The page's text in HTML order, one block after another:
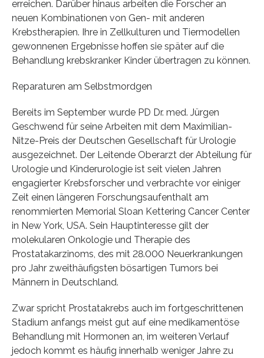
erreichen. Darüber hinaus arbeiten die Forscher an
neuen Kombinationen von Gen- mit anderen
Krebstherapien. Ihre in Zellkulturen und Tiermodellen
gewonnenen Ergebnisse hoffen sie später auf die
Behandlung krebskranker Kinder übertragen zu können.
Reparaturen am Selbstmordgen
Bereits im September wurde PD Dr. med. Jürgen
Geschwend für seine Arbeiten mit dem Maximilian-
Nitze-Preis der Deutschen Gesellschaft für Urologie
ausgezeichnet. Der Leitende Oberarzt der Abteilung für
Urologie und Kinderurologie ist seit vielen Jahren
engagierter Krebsforscher und verbrachte vor einiger
Zeit einen längeren Forschungsaufenthalt am
renommierten Memorial Sloan Kettering Cancer Center
in New York, USA. Sein Hauptinteresse gilt der
molekularen Onkologie und Therapie des
Prostatakarzinoms, des mit 28.000 Neuerkrankungen
pro Jahr zweithäufigsten bösartigen Tumors bei
Männern in Deutschland.
Zwar spricht Prostatakrebs auch im fortgeschrittenen
Stadium anfangs meist gut auf eine medikamentöse
Behandlung mit Hormonen an, im weiteren Verlauf
jedoch kommt es häufig innerhalb weniger Jahre zu